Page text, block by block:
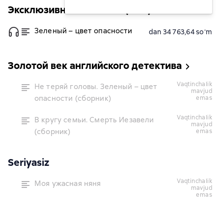
Эксклюзивная классика (АСТ)
Зеленый – цвет опасности dan 34 763,64 soʻm
Золотой век английского детектива
Не теряй головы. Зеленый – цвет
опасности (сборник)
vaqtinchalik
mavjud
emas
В кругу семьи. Смерть Иезавели
(сборник)
vaqtinchalik
mavjud
emas
Seriyasiz
Моя ужасная няня
vaqtinchalik
mavjud
emas